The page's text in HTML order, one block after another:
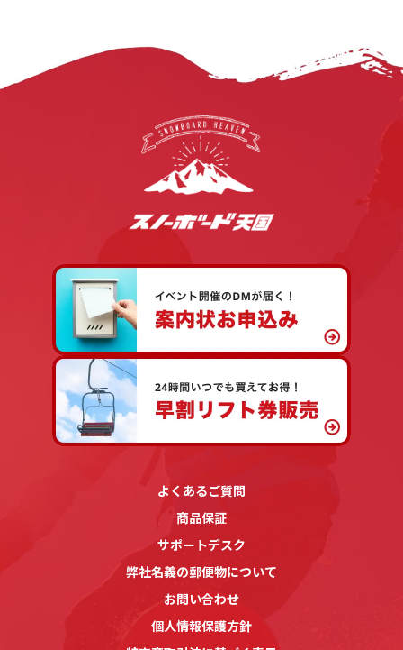
よくあるご質問
商品保証
サポートデスク
弊社名義の郵便物について
お問い合わせ
個人情報保護方針